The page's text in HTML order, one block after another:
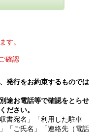
す。
確認
発行をお約束するものでは
途お電話等で確認をとらせ
ださい。
書宛名」「利用した駐車
「ご氏名」「連絡先（電話